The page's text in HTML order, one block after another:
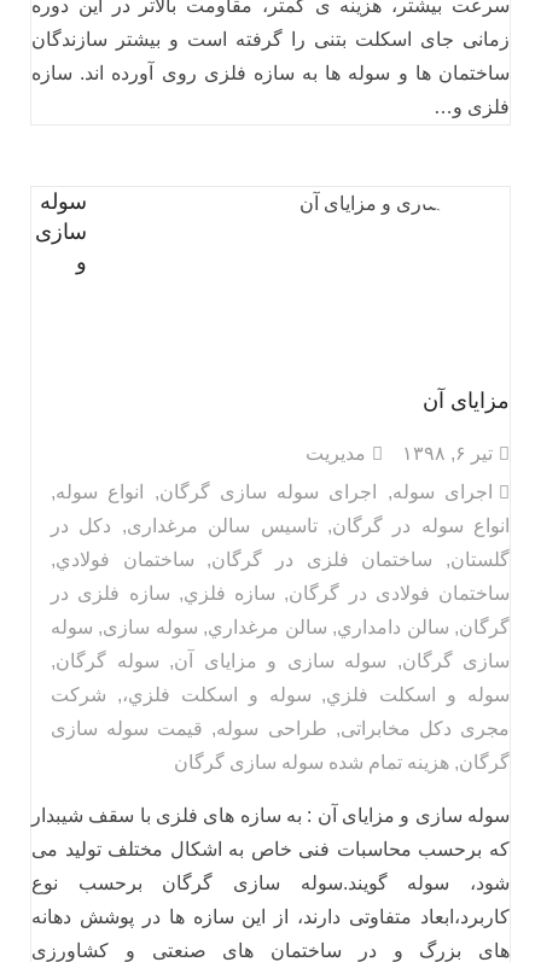
سرعت بیشتر، هزینه ی کمتر، مقاومت بالاتر در این دوره
زمانی جای اسکلت بتنی را گرفته است و بیشتر سازندگان
ساختمان ها و سوله ها به سازه فلزی روی آورده اند. سازه
فلزی و…
سوله
سازی
و
مزایای آن
تیر ۶, ۱۳۹۸
مدیریت
اجرای سوله, اجرای سوله سازی گرگان, انواع سوله,
انواع سوله در گرگان,تاسیس سالن مرغداری, دکل در
گلستان, ساختمان فلزی در گرگان, ساختمان فولادي,
ساختمان فولادی در گرگان, سازه فلزي, سازه فلزی در
گرگان, سالن دامداري, سالن مرغداري, سوله سازی, سوله
سازی گرگان, سوله سازی و مزایای آن, سوله گرگان,
سوله و اسكلت فلزي, سوله و اسكلت فلزي،, شرکت
مجری دکل مخابراتی, طراحی سوله, قیمت سوله سازی
گرگان, هزینه تمام شده سوله سازی گرگان
سوله سازی و مزایای آن : به سازه های فلزی با سقف شیبدار
که برحسب محاسبات فنی خاص به اشکال مختلف تولید می
شود، سوله گویند.سوله سازی گرگان برحسب نوع
کاربرد،ابعاد متفاوتی دارند، از این سازه ها در پوشش دهانه
های بزرگ و در ساختمان های صنعتی و کشاورزی